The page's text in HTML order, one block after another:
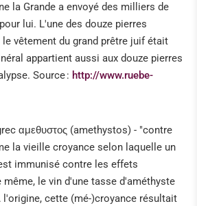
la Grande a envoyé des milliers de
lui. L'une des douze pierres
vêtement du grand prêtre juif était
appartient aussi aux douze pierres
Source : http://www.ruebe-
αμεθυστος (amethystos) - "contre
la vieille croyance selon laquelle un
immunisé contre les effets
le vin d'une tasse d'améthyste
l'origine, cette (mé-)croyance résultait